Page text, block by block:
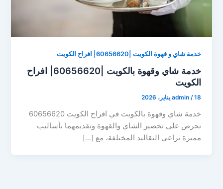
خدمة شاي و قهوة الكويت |60656620| افراح الكويت
خدمة شاي وقهوة بالكويت |60656620| افراح
الكويت
admin /18 يناير، 2026
خدمة شاي وقهوة بالكويت في افراح الكويت 60656620
نحرص على تحضير الشاي والقهوة وتقديمهما بأساليب
مميزة تراعي التقاليد المختلفة، مع […]